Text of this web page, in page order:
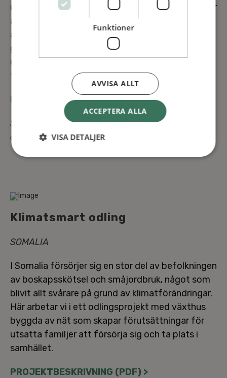
unga kvinnor luras in i män­ni­sko­han­del, främst för
att utnyttjas inom sex­in­du­strin. Där
arbetar vår sam­ar­bets­part­ner fö­re­byg­gan­de
genom att ge kunskap
och verktyg för att människor ska undvika att
falla offer för män­ni­sko­han­deln.
PRO­JEKT­BE­SKRIV­NING (PDF) >
Sam­ar­bets­part­ner: Sam-Hjälp samt den lokala
or­ga­ni­sa­tio­nen ”Valoare Plus”
Kli­mats­mart odling
SOMALIA
I Somalia försörjer sig en stor del av be­folk­ning­en
av bo­skaps­sköt­sel och småjord­bruk, något som
blivit allt svårare på grund av kli­mat­för­änd­ring­ar.
Här arbetar vi i ett od­lings­pro­jekt med växthus
byggda av nät som skapar för­ut­sätt­ning­ar för
utsatta familjer att försörja sig och ta plats i
samhället.
PRO­JEKT­BE­SKRIV­NING (PDF) >
Funktioner
ACCEPTERA ALLA
AVVISA ALLT
VISA DETALJER